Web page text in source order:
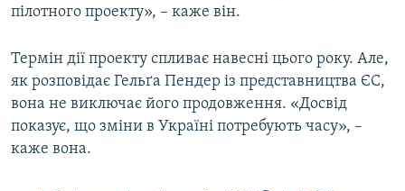
пілотного проекту», – каже він.
Термін дії проекту спливає навесні цього року. Але,
як розповідає Гельґа Пендер із представництва ЄС,
вона не виключає його продовження. «Досвід
показує, що зміни в Україні потребують часу», –
каже вона.